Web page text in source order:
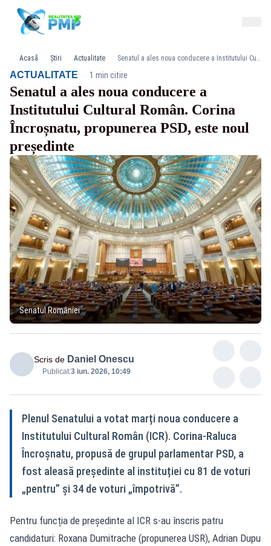
Acasă Știri Actualitate Senatul a ales noua conducere a Institutului Cultural Român. Corina Încroșnatu, propunerea PSD, este noul președinte
ACTUALITATE· 1 min citire
Senatul a ales noua conducere a
Institutului Cultural Român. Corina
Încroșnatu, propunerea PSD, este noul
președinte
Senatul României
Scris de Daniel Onescu
Publicat:3 iun. 2026, 10:49
Plenul Senatului a votat marți noua conducere a
Institutului Cultural Român (ICR). Corina-Raluca
Încroșnatu, propusă de grupul parlamentar PSD, a
fost aleasă președinte al instituției cu 81 de voturi
„pentru” și 34 de voturi „împotrivă”.
Pentru funcția de președinte al ICR s-au înscris patru
candidaturi: Roxana Dumitrache (propunerea USR), Adrian Dupu